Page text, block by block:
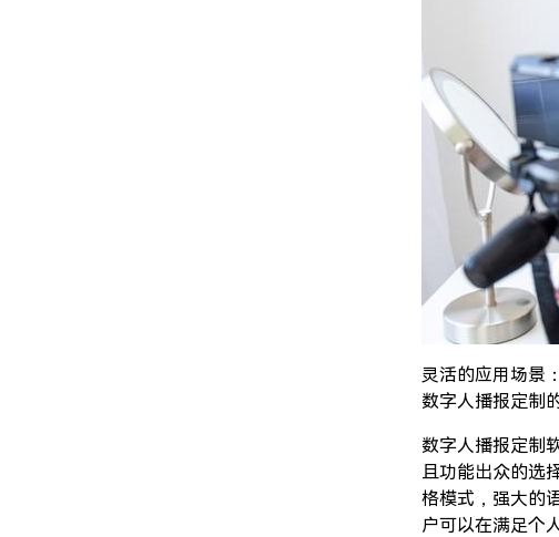
灵活的应用场景
数字人播报定制
数字人播报定制
且功能出众的选
格模式，强大的
户可以在满足个